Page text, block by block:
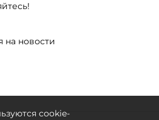
на новости
cookie-